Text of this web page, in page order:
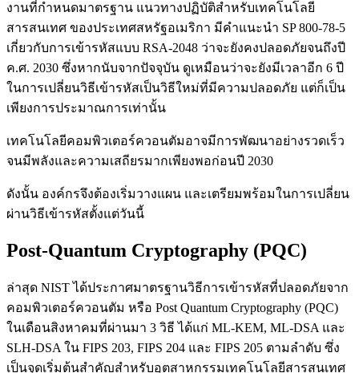
งานที่กำหนดมาตรฐาน แนวทางปฏิบัติสำหรับเทคโนโลยี
สารสนเทศ ของประเทศสหรัฐอเมริกา มีคำแนะนำ SP 800-78-5
เกี่ยวกับการเข้ารหัสแบบ RSA-2048 ว่าจะยังคงปลอดภัยจนถึงปี
ค.ศ. 2030 ซึ่งหากนับจากปัจจุบัน ดูเหมือนว่าจะยังมีเวลาอีก 6 ปี
ในการเปลี่ยนวิธีเข้ารหัสเป็นวิธีใหม่ที่มีความปลอดภัย แต่ก็เป็น
เพียงการประมาณการเท่านั้น
เทคโนโลยีคอมพิวเตอร์ควอนตัมอาจมีการพัฒนาอย่างรวดเร็ว
จนมีพลังและความเสถียรมากเพียงพอก่อนปี 2030
ดังนั้น องค์กรจึงต้องเริ่มวางแผน และเตรียมพร้อมในการเปลี่ยน
ผ่านวิธีเข้ารหัสตั้งแต่วันนี้
Post-Quantum Cryptography (PQC)
ล่าสุด NIST ได้ประกาศมาตรฐานวิธีการเข้ารหัสที่ปลอดภัยจาก
คอมพิวเตอร์ควอนตัม หรือ Post Quantum Cryptography (PQC)
ในเดือนสิงหาคมที่ผ่านมา 3 วิธี ได้แก่ ML-KEM, ML-DSA และ
SLH-DSA ใน FIPS 203, FIPS 204 และ FIPS 205 ตามลำดับ ซึ่ง
เป็นจุดเริ่มต้นสำคัญสำหรับอุตสาหกรรมเทคโนโลยีสารสนเทศ